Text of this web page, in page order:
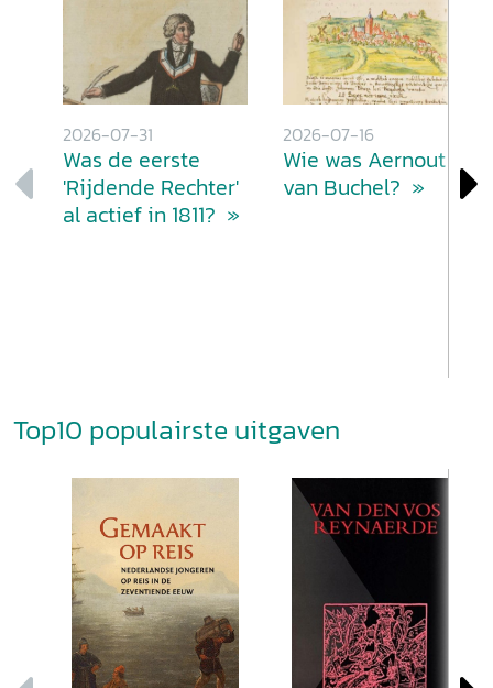
2026-07-31
Was de eerste
'Rijdende Rechter'
al actief in 1811?
2026-07-16
Wie was Aernout
van Buchel?
Top10 populairste uitgaven